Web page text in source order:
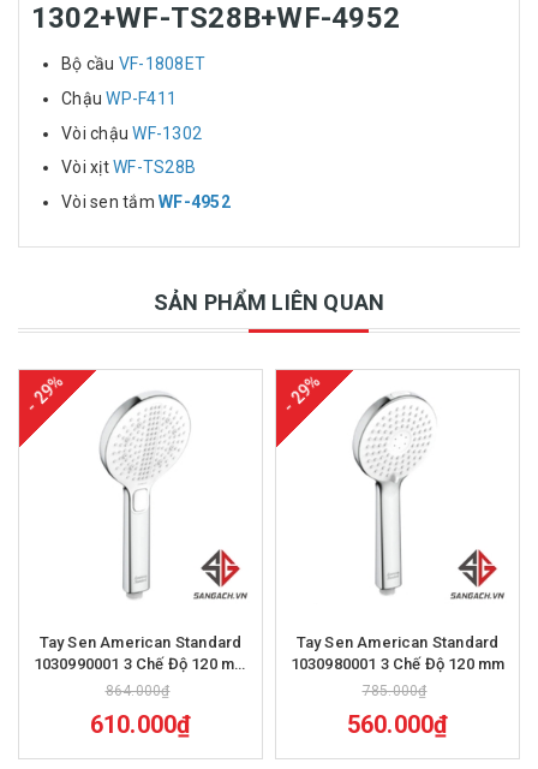
1302+WF-TS28B+WF-4952
Bộ cầu VF-1808ET
ChậuWP-F411
Vòi chậuWF-1302
Vòi xịtWF-TS28B
Vòi sen tắm WF-4952
SẢN PHẨM LIÊN QUAN
- 29%
Tay Sen American Standard
1030990001 3 Chế Độ 120 mm
RainClick Combing
864.000₫
610.000₫
- 29%
Tay Sen American Standard
1030980001 3 Chế Độ 120 mm
785.000₫
560.000₫